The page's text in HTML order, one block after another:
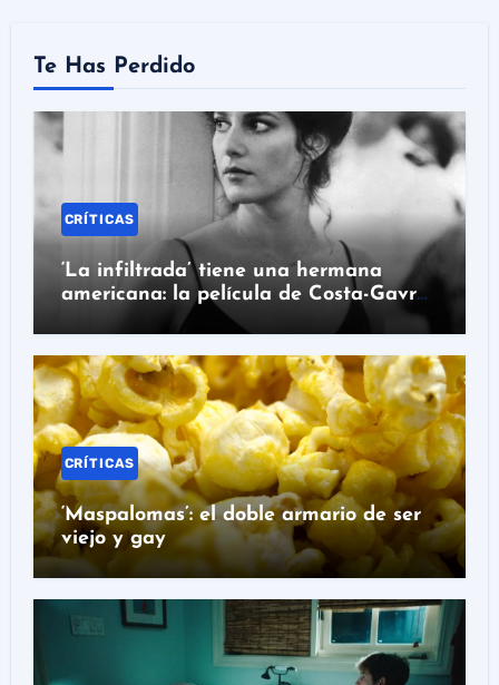
Te Has Perdido
CRÍTICAS
‘La infiltrada’ tiene una hermana
americana: la película de Costa-Gavras
que hay que ver en Prime Video
CRÍTICAS
‘Maspalomas’: el doble armario de ser
viejo y gay